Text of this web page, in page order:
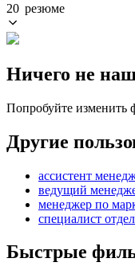
20 резюме
Ничего не
Попробуйте изменить
Другие
ассистент
ведущий
менеджер по
специалист
Быстрые